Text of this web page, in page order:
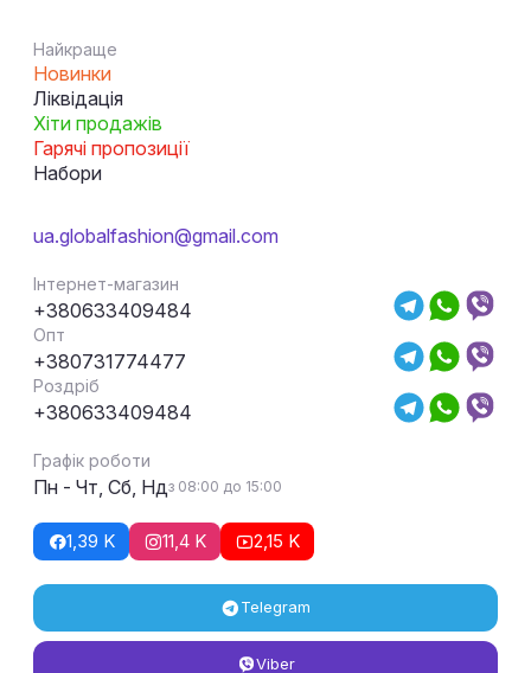
Найкраще
Новинки
Ліквідація
Хіти продажів
Гарячі пропозиції
Набори
ua.globalfashion@gmail.com
Інтернет-магазин
+380633409484
Опт
+380731774477
Роздріб
+380633409484
Графік роботи
Пн - Чт, Сб, Ндз 08:00 до 15:00
1,39 K 11,4 K 2,15 K
Telegram
Viber